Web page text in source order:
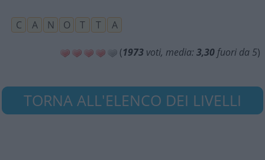
C A N O T T A
(1973 voti, media: 3,30 fuori da 5)
TORNA ALL'ELENCO DEI LIVELLI